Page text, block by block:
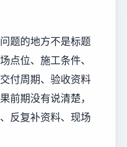
题的地方不是标题
点位、施工条件、
付周期、验收资料
前期没有说清楚，
反复补资料、现场